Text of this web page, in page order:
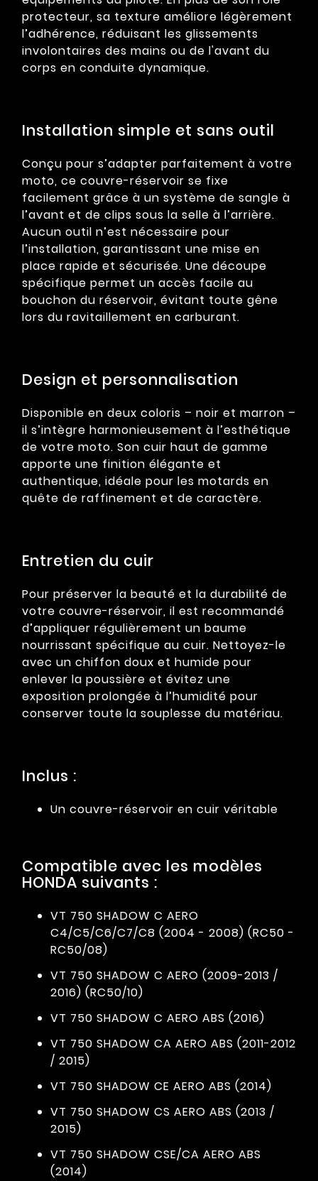
protecteur, sa texture améliore légèrement
l’adhérence, réduisant les glissements
involontaires des mains ou de l'avant du
corps en conduite dynamique.
Installation simple et sans outil
Conçu pour s’adapter parfaitement à votre
moto, ce couvre-réservoir se fixe
facilement grâce à un système de sangle à
l’avant et de clips sous la selle à l’arrière.
Aucun outil n’est nécessaire pour
l’installation, garantissant une mise en
place rapide et sécurisée. Une découpe
spécifique permet un accès facile au
bouchon du réservoir, évitant toute gêne
lors du ravitaillement en carburant.
Design et personnalisation
Disponible en deux coloris – noir et marron –
il s’intègre harmonieusement à l’esthétique
de votre moto. Son cuir haut de gamme
apporte une finition élégante et
authentique, idéale pour les motards en
quête de raffinement et de caractère.
Entretien du cuir
Pour préserver la beauté et la durabilité de
votre couvre-réservoir, il est recommandé
d’appliquer régulièrement un baume
nourrissant spécifique au cuir. Nettoyez-le
avec un chiffon doux et humide pour
enlever la poussière et évitez une
exposition prolongée à l’humidité pour
conserver toute la souplesse du matériau.
Inclus :
Un couvre-réservoir en cuir véritable
Compatible avec les modèles
HONDA suivants :
VT 750 SHADOW C AERO
C4/C5/C6/C7/C8 (2004 - 2008) (RC50 -
RC50/08)
VT 750 SHADOW C AERO (2009-2013 /
2016) (RC50/10)
VT 750 SHADOW C AERO ABS (2016)
VT 750 SHADOW CA AERO ABS (2011-2012
/ 2015)
VT 750 SHADOW CE AERO ABS (2014)
VT 750 SHADOW CS AERO ABS (2013 /
2015)
VT 750 SHADOW CSE/CA AERO ABS
(2014)